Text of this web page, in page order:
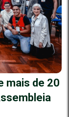
mais de 20